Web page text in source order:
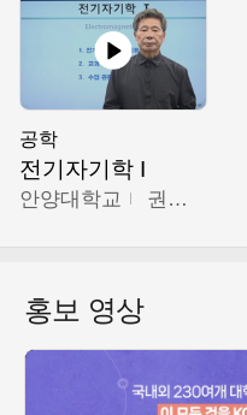
공학
전기자기학 I
안양대학교 권원현
홍보 영상